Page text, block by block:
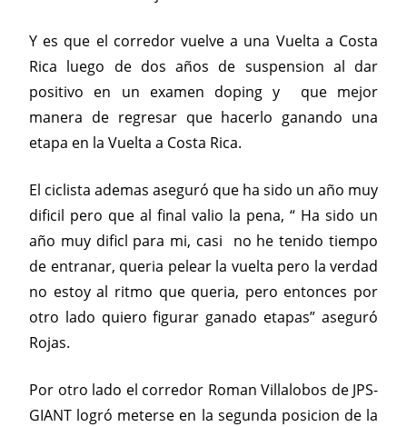
Y es que el corredor vuelve a una Vuelta a Costa
Rica luego de dos años de suspension al dar
positivo en un examen doping y que mejor
manera de regresar que hacerlo ganando una
etapa en la Vuelta a Costa Rica.
El ciclista ademas aseguró que ha sido un año muy
dificil pero que al final valio la pena, “ Ha sido un
año muy dificl para mi, casi no he tenido tiempo
de entranar, queria pelear la vuelta pero la verdad
no estoy al ritmo que queria, pero entonces por
otro lado quiero figurar ganado etapas” aseguró
Rojas.
Por otro lado el corredor Roman Villalobos de JPS-
GIANT logró meterse en la segunda posicion de la